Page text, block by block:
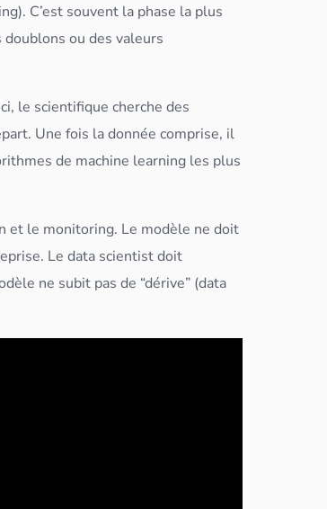
). C’est souvent la phase la plus
ou des valeurs
le scientifique cherche des
Une fois la donnée comprise, il
s de machine learning les plus
et le monitoring. Le modèle ne doit
Ledata scientistdoit
ne subit pas de “dérive” (data